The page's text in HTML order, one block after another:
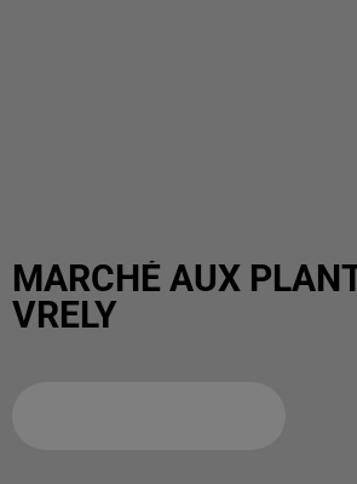
MARCHÉ AUX
VRELY